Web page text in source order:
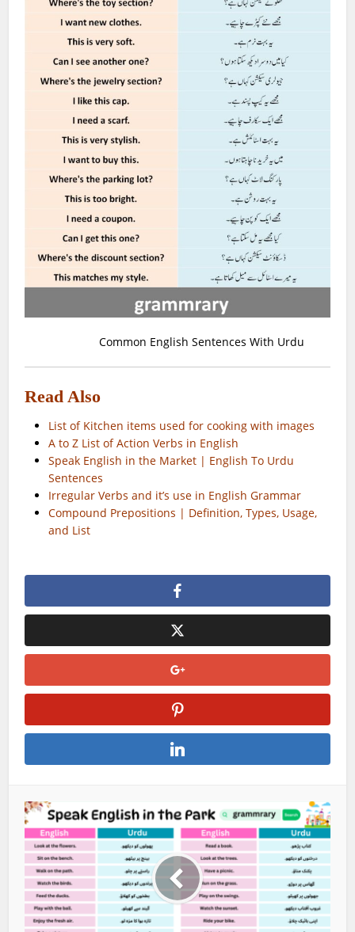
Common English Sentences With Urdu
Read Also
List of Kitchen items used for cooking with images
A to Z List of Action Verbs in English
Speak English in the Market | English To Urdu
Sentences
Irregular Verbs and it’s use in English Grammar
Compound Prepositions | Definition, Types, Usage,
and List